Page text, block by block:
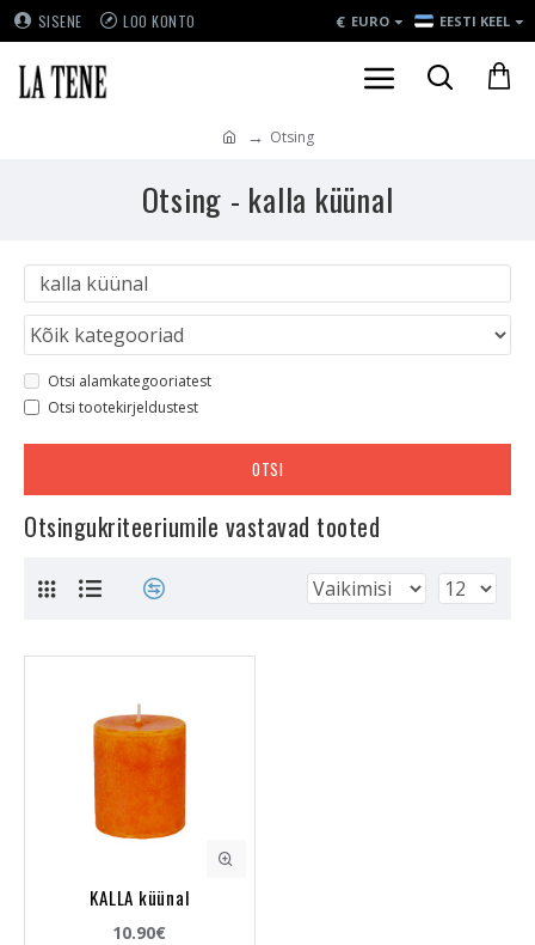
SISENE LOO KONTO € EURO EESTI KEEL
Otsing
Otsing - kalla küünal
Otsi alamkategooriatest
Otsi tootekirjeldustest
OTSI
Otsingukriteeriumile vastavad tooted
KALLA küünal
10.90€